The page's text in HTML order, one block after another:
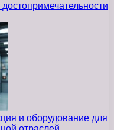
и оборудование для